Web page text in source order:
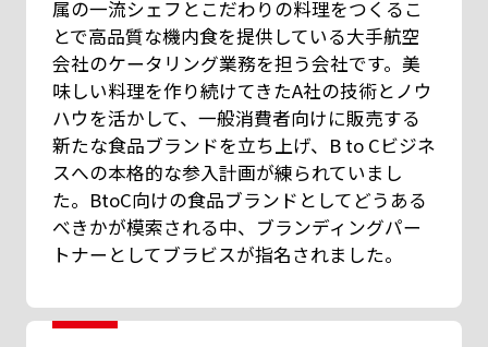
属の一流シェフとこだわりの料理をつくるこ
とで高品質な機内食を提供している大手航空
会社のケータリング業務を担う会社です。美
味しい料理を作り続けてきたA社の技術とノウ
ハウを活かして、一般消費者向けに販売する
新たな食品ブランドを立ち上げ、B to Cビジネ
スへの本格的な参入計画が練られていまし
た。BtoC向けの食品ブランドとしてどうある
べきかが模索される中、ブランディングパー
トナーとしてブラビスが指名されました。